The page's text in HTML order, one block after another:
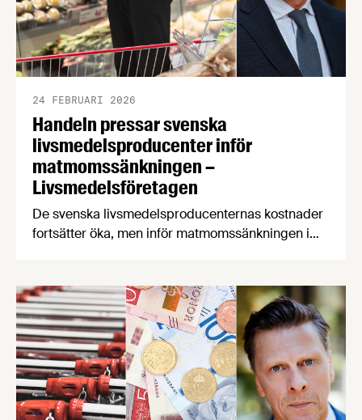
Handeln pressar svenska
livsmedelsproducenter inför
matmomssänkningen –
Livsmedelsföretagen
24 FEBRUARI 2026
De svenska livsmedelsproducenternas kostnader
fortsätter öka, men inför matmomssänkningen i
producenterna listar de viktigaste
konsumenttrenderna knuffar svenskproducerat
ner EMV från förstaplatsen och lågprisfaktorn
minskar rejält. Det är några av nyheterna i
Livsmedelsföretagens konjunkturbrev för Q4
2025.